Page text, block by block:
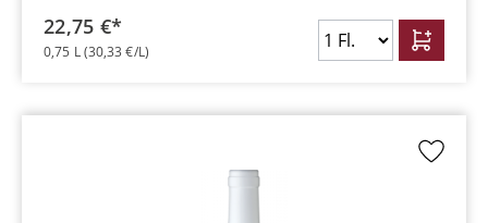
22,75 €*
0,75 L(30,33 €/L)